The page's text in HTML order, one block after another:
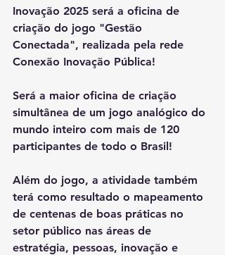
Inovação 2025 será a oficina de
criação do jogo "Gestão
Conectada", realizada pela rede
Conexão Inovação Pública!
Será a maior oficina de criação
simultânea de um jogo analógico do
mundo inteiro com mais de 120
participantes de todo o Brasil!
Além do jogo, a atividade também
terá como resultado o mapeamento
de centenas de boas práticas no
setor público nas áreas de
estratégia, pessoas, inovação e